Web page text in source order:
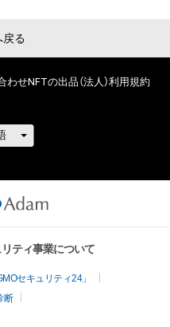
戻る
わせNFTの出品（法人）利用規約
ティ事業について
セキュリティ24」
断